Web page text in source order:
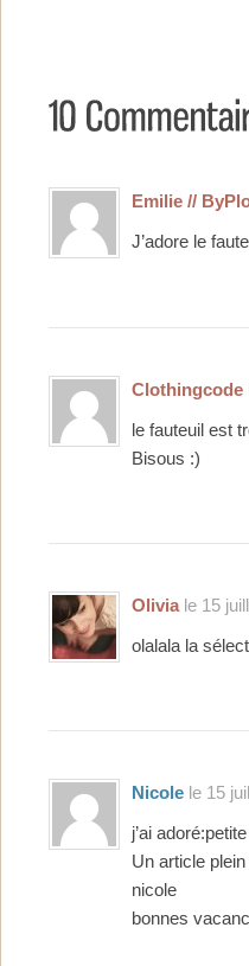
Emilie //
J’adore le
Clothingcode
le fauteuil est
Bisous :)
Oliviale 15
olalala la
Nicole le 15
j’ai
Un article
nicole
bonnes